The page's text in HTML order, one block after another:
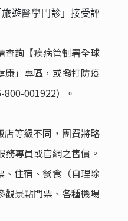
遊醫學門診」接受評
查詢【疾病管制署全球
康」專區，或撥打防疫
800-001922）。
店等級不同，團費將略
專員或官網之售價。
、住宿、餐食（自理除
觀景點門票、各種機場